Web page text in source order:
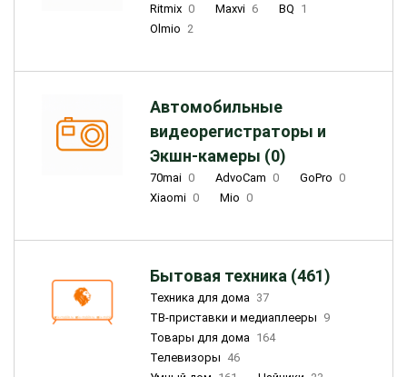
Ritmix 0 Maxvi 6 BQ 1
Olmio 2
Автомобильные
видеорегистраторы и
Экшн-камеры (0)
70mai 0 AdvoCam 0 GoPro 0
Xiaomi 0 Mio 0
Бытовая техника (461)
Техника для дома 37
ТВ-приставки и медиаплееры 9
Товары для дома 164
Телевизоры 46